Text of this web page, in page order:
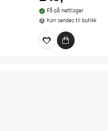
Få på nettlager
Kan sendes til butikk